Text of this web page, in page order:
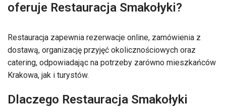
oferuje Restauracja Smakołyki?
Restauracja zapewnia rezerwacje online, zamówienia z
dostawą, organizację przyjęć okolicznościowych oraz
catering, odpowiadając na potrzeby zarówno mieszkańców
Krakowa, jak i turystów.
Dlaczego Restauracja Smakołyki